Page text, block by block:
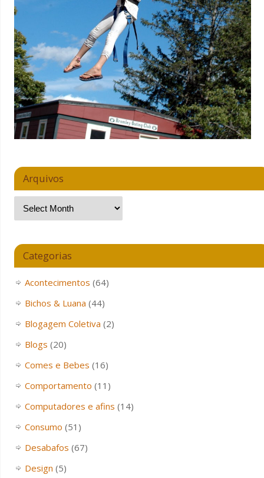
Arquivos
Categorias
Acontecimentos (64)
Bichos & Luana (44)
Blogagem Coletiva (2)
Blogs (20)
Comes e Bebes (16)
Comportamento (11)
Computadores e afins (14)
Consumo (51)
Desabafos (67)
Design (5)